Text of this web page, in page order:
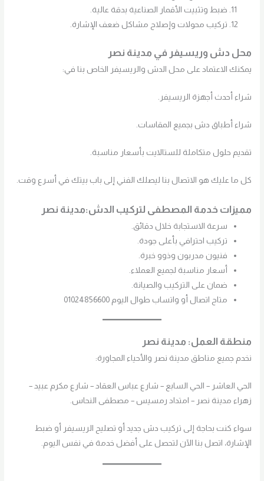
ضبط وتثبيت الأقمار الصناعية بدقة عالية.
تركيب محولات وإصلاح مشاكل ضعف الإشارة.
محل دش وريسيفر في مدينة نصر
يمكنك الاعتماد على محل الدش والريسيفر الخاص بنا في:
شراء أحدث أجهزة الريسيفر.
شراء أطباق دش بجميع المقاسات.
تقديم حلول متكاملة للستالايت بأسعار مناسبة.
كل ما عليك هو الاتصال بنا ليصلك الفني إلى باب بيتك في أسرع وقت.
مميزات خدمة المصطفى لتركيب الدش:مدينة نصر
سرعة الاستجابة خلال دقائق.
تركيب احترافي بأعلى جودة.
فنيون مدربون وذوو خبرة.
أسعار مناسبة لجميع العملاء.
ضمان على التركيب والصيانة.
متاح اتصال أو واتساب طوال اليوم 01024856600
منطقة العمل: مدينة نصر
نخدم جميع مناطق مدينة نصر والأحياء المجاورة:
الحي العاشر – الحي السابع – شارع عباس العقاد – شارع مكرم عبيد –
زهراء مدينة نصر – امتداد رمسيس – مصطفى النحاس.
سواء كنت بحاجة إلى تركيب دش جديد أو تصليح الريسيفر أو ضبط
الإشارة، اتصل بنا الآن لتحصل على أفضل خدمة في نفس اليوم.